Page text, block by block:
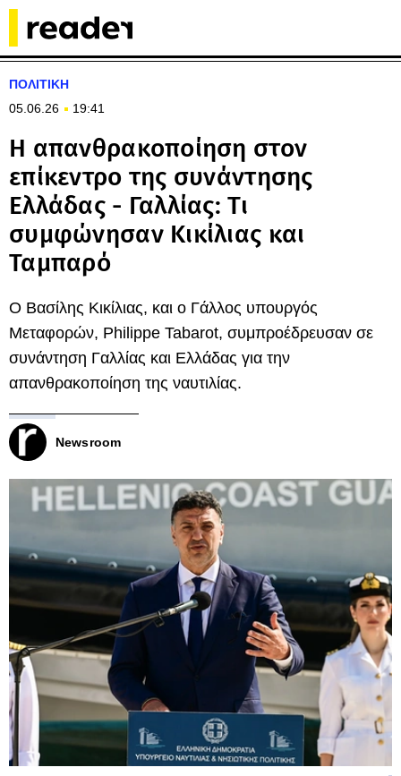
ΠΟΛΙΤΙΚΗ
05.06.26
19:41
Η απανθρακοποίηση στον
επίκεντρο της συνάντησης
Ελλάδας - Γαλλίας: Τι
συμφώνησαν Κικίλιας και
Ταμπαρό
Ο Βασίλης Κικίλιας, και ο Γάλλος υπουργός
Μεταφορών, Philippe Tabarot, συμπροέδρευσαν σε
συνάντηση Γαλλίας και Ελλάδας για την
απανθρακοποίηση της ναυτιλίας.
Newsroom